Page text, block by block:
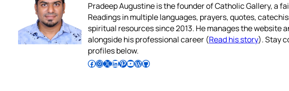
Pradeep Augustine is the founder of Catholic Gallery, a
Readings in multiple languages, prayers, quotes,
spiritual resources since 2013. He manages the website
alongside his professional career (Read his story). Stay
profiles below.
Follow Pradeep on Facebook Follow Pradeep on InstagramFollow Pradeep on X Follow Pradeep on LinkedIn Follow Pradeep on Pinterest Subscribe to Pradeep’s Youtube Channel Follow Pradeep on WordPress Follow Pradeep on GitHub